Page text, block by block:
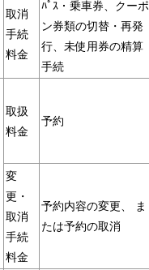
取消
手続
料金
ﾊﾟｽ・乗車券、クーポ
ン券類の切替・再発
行、未使用券の精算
手続
取扱
料金
予約
変
更・
取消
手続
料金
予約内容の変更、 ま
たは予約の取消